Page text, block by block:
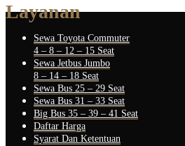
Layanan
Sewa Toyota Commuter
4 – 8 – 12 – 15 Seat
Sewa Jetbus Jumbo
8 – 14 – 18 Seat
Sewa Bus 25 – 29 Seat
Sewa Bus 31 – 33 Seat
Big Bus 35 – 39 – 41 Seat
Daftar Harga
Syarat Dan Ketentuan